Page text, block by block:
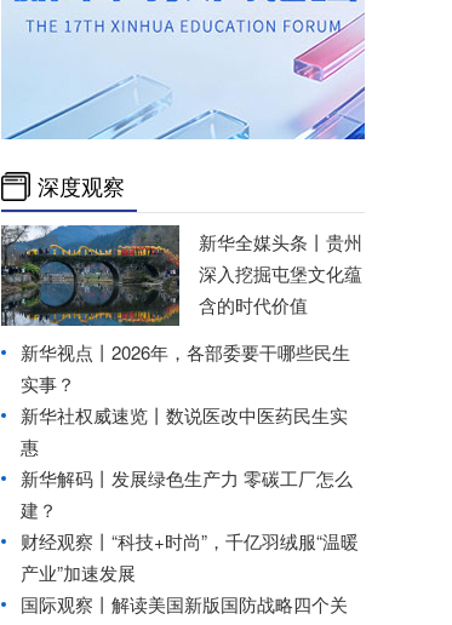
深度观察
新华全媒头条丨 贵州
深入挖掘屯堡文化蕴
含的时代价值
新华视点丨 2026年，各部委要干哪些民生
实事？
新华社权威速览丨数说医改中医药民生实
惠
新华解码丨发展绿色生产力 零碳工厂怎么
建？
财经观察丨 “科技+时尚”，千亿羽绒服“温暖
产业”加速发展
国际观察丨 解读美国新版国防战略四个关